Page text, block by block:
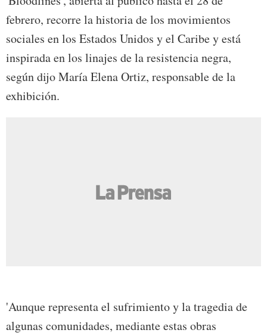
febrero, recorre la historia de los movimientos
sociales en los Estados Unidos y el Caribe y está
inspirada en los linajes de la resistencia negra,
según dijo María Elena Ortiz, responsable de la
exhibición.
'Aunque representa el sufrimiento y la tragedia de
algunas comunidades, mediante estas obras